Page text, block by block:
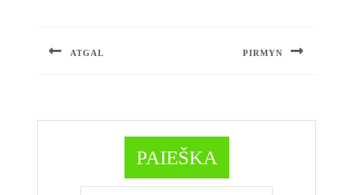
ATGAL PIRMYN
PAIEŠKA